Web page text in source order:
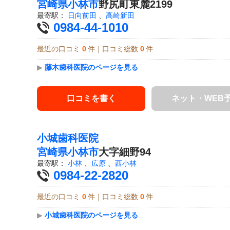
宮崎県小林市野尻町東麓2199
最寄駅： 日向前田 、 高崎新田
0984-44-1010
最近の口コミ 0 件｜口コミ総数 0 件
▶ 藤木歯科医院のページを見る
口コミを書く ネット・WEB
小城歯科医院
宮崎県小林市大字細野94
最寄駅： 小林 、 広原 、 西小林
0984-22-2820
最近の口コミ 0 件｜口コミ総数 0 件
▶ 小城歯科医院のページを見る